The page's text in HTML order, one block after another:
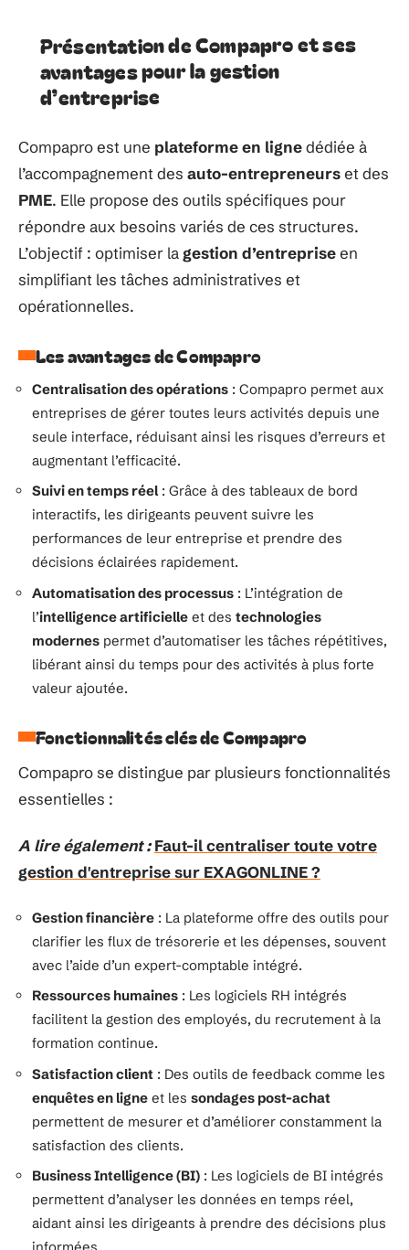
Présentation de Compapro et ses
avantages pour la gestion
d’entreprise
Compapro est une plateforme en lignedédiée à
l’accompagnement des auto-entrepreneurset des
PME. Elle propose des outils spécifiques pour
répondre aux besoins variés de ces structures.
L’objectif : optimiser la gestion d’entrepriseen
simplifiant les tâches administratives et
opérationnelles.
Les avantages de Compapro
Centralisation des opérations : Compapro permet aux
entreprises de gérer toutes leurs activités depuis une
seule interface, réduisant ainsi les risques d’erreurs et
augmentant l’efficacité.
Suivi en temps réel: Grâce à des tableaux de bord
interactifs, les dirigeants peuvent suivre les
performances de leur entreprise et prendre des
décisions éclairées rapidement.
Automatisation des processus : L’intégration de
l’intelligence artificielle et des technologies
modernes permet d’automatiser les tâches répétitives,
libérant ainsi du temps pour des activités à plus forte
valeur ajoutée.
Fonctionnalités clés de Compapro
Compapro se distingue par plusieurs fonctionnalités
essentielles :
A lire également : Faut-il centraliser toute votre
gestion d'entreprise sur EXAGONLINE ?
Gestion financière : La plateforme offre des outils pour
clarifier les flux de trésorerie et les dépenses, souvent
avec l’aide d’un expert-comptable intégré.
Ressources humaines : Les logiciels RH intégrés
facilitent la gestion des employés, du recrutement à la
formation continue.
Satisfaction client : Des outils de feedback comme les
enquêtes en ligne et les sondages post-achat
permettent de mesurer et d’améliorer constamment la
satisfaction des clients.
Business Intelligence (BI) : Les logiciels de BI intégrés
permettent d’analyser les données en temps réel,
aidant ainsi les dirigeants à prendre des décisions plus